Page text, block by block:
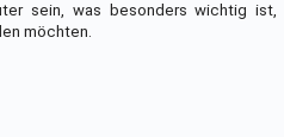
sein, was besonders wichtig ist,
möchten.